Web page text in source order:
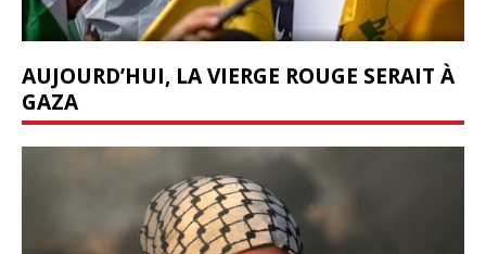
AUJOURD’HUI, LA VIERGE ROUGE SERAIT À
GAZA